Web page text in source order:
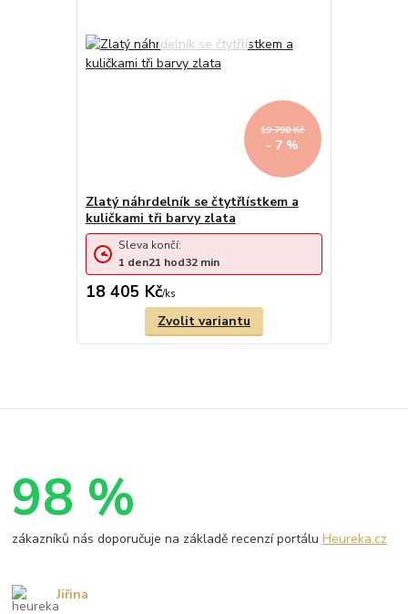
19 790 Kč
- 7 %
Zlatý náhrdelník se čtytřlístkem a
kuličkami tři barvy zlata
18 405 Kč/ks
Sleva končí:
1 den21 hod32 min
Zvolit variantu
98 %
zákazníků nás doporučuje na základě recenzí portáluHeureka.cz
Jiřina